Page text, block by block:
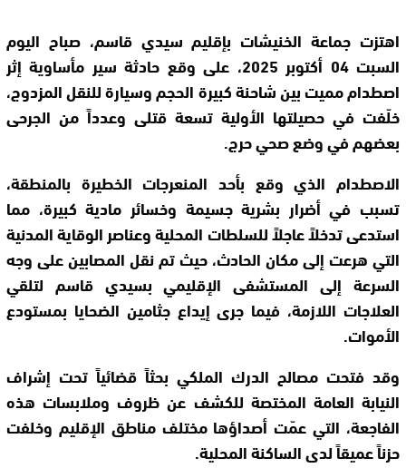
اهتزت جماعة الخنيشات بإقليم سيدي قاسم، صباح اليوم
السبت 04 أكتوبر 2025، على وقع حادثة سير مأساوية إثر
اصطدام مميت بين شاحنة كبيرة الحجم وسيارة للنقل المزدوج،
خلّفت في حصيلتها الأولية تسعة قتلى وعدداً من الجرحى
بعضهم في وضع صحي حرج.
الاصطدام الذي وقع بأحد المنعرجات الخطيرة بالمنطقة،
تسبب في أضرار بشرية جسيمة وخسائر مادية كبيرة، مما
استدعى تدخلاً عاجلاً للسلطات المحلية وعناصر الوقاية المدنية
التي هرعت إلى مكان الحادث، حيث تم نقل المصابين على وجه
السرعة إلى المستشفى الإقليمي بسيدي قاسم لتلقي
العلاجات اللازمة، فيما جرى إيداع جثامين الضحايا بمستودع
الأموات.
وقد فتحت مصالح الدرك الملكي بحثاً قضائياً تحت إشراف
النيابة العامة المختصة للكشف عن ظروف وملابسات هذه
الفاجعة، التي عمّت أصداؤها مختلف مناطق الإقليم وخلفت
حزناً عميقاً لدى الساكنة المحلية.